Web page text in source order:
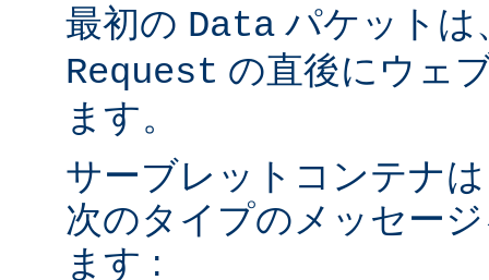
最初の Data パケットは
Request の直後にウェ
ます。
サーブレットコンテナ
次のタイプのメッセー
ます :